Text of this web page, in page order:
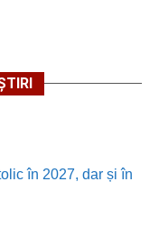
în 2027, dar și în